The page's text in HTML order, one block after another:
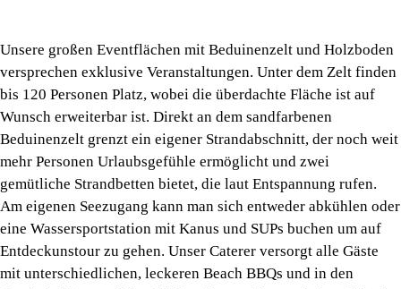
Unsere großen Eventflächen mit Beduinenzelt und Holzboden
versprechen exklusive Veranstaltungen. Unter dem Zelt finden
bis 120 Personen Platz, wobei die überdachte Fläche ist auf
Wunsch erweiterbar ist. Direkt an dem sandfarbenen
Beduinenzelt grenzt ein eigener Strandabschnitt, der noch weit
mehr Personen Urlaubsgefühle ermöglicht und zwei
gemütliche Strandbetten bietet, die laut Entspannung rufen.
Am eigenen Seezugang kann man sich entweder abkühlen oder
eine Wassersportstation mit Kanus und SUPs buchen um auf
Entdeckunstour zu gehen. Unser Caterer versorgt alle Gäste
mit unterschiedlichen, leckeren Beach BBQs und in den